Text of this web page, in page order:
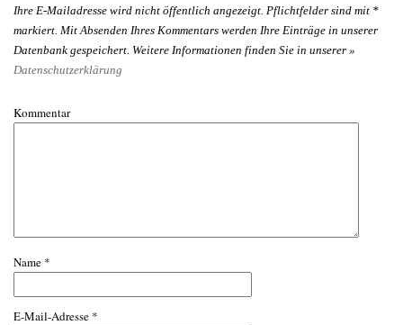
Ihre E-Mailadresse wird nicht öffentlich angezeigt. Pflichtfelder sind mit *
markiert. Mit Absenden Ihres Kommentars werden Ihre Einträge in unserer
Datenbank gespeichert. Weitere Informationen finden Sie in unserer »
Datenschutzerklärung
Kommentar
Name *
E-Mail-Adresse *